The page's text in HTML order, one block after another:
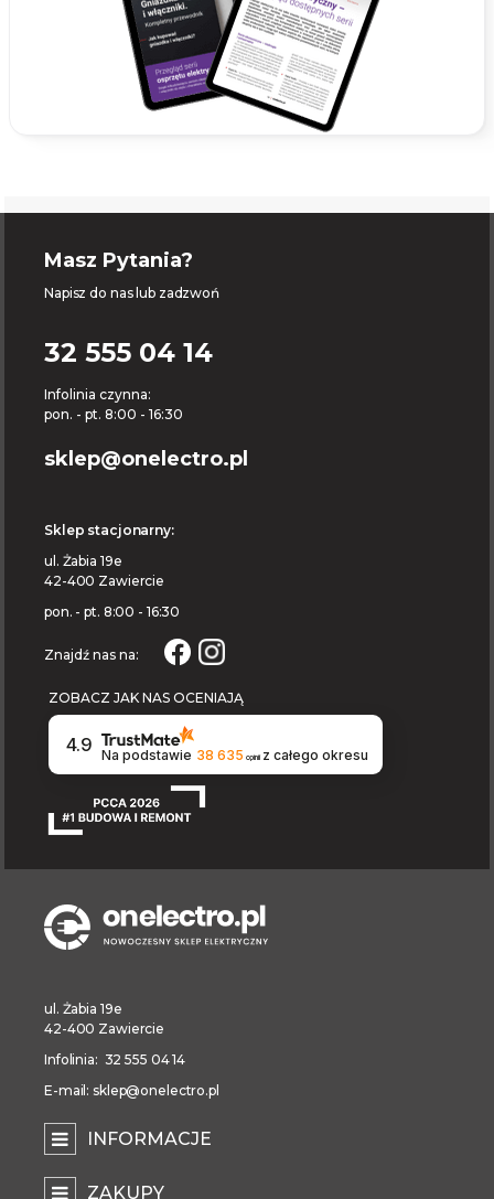
Masz Pytania?
Napisz do nas lub zadzwoń
32 555 04 14
Infolinia czynna:
pon. - pt. 8:00 - 16:30
sklep@onelectro.pl
Sklep stacjonarny:
ul. Żabia 19e
42-400 Zawiercie
pon. - pt. 8:00 - 16:30
Znajdź nas na:
ZOBACZ JAK NAS OCENIAJĄ
4.9 Na podstawie 38 635 opinii z całego okresu
ul. Żabia 19e
42-400 Zawiercie
Infolinia: 32 555 04 14
E-mail: sklep@onelectro.pl
INFORMACJE
ZAKUPY